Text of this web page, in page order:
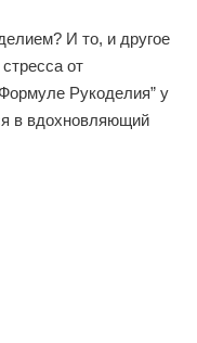
И то, и другое
от
Рукоделия” у
в вдохновляющий